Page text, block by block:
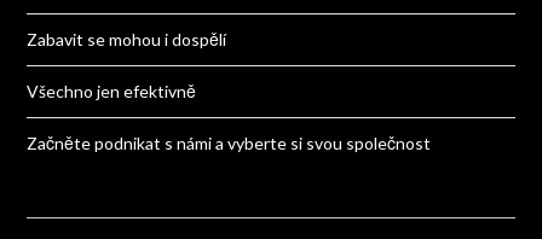
Zabavit se mohou i dospělí
Všechno jen efektivně
Začněte podnikat s námi a vyberte si svou společnost